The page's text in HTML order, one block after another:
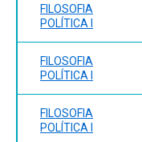
FILOSOFIA
POLÍTICA I
FILOSOFIA
POLÍTICA I
FILOSOFIA
POLÍTICA I